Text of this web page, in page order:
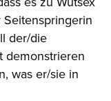
der/die
demonstrieren
was er/sie in